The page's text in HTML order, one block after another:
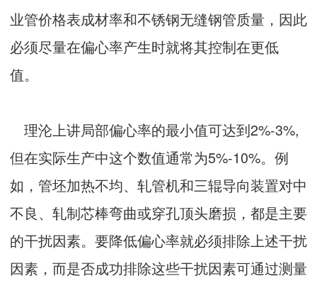
业管价格表成材率和不锈钢无缝钢管质量，因此
必须尽量在偏心率产生时就将其控制在更低
值。
理沦上讲局部偏心率的最小值可达到2%-3%,
但在实际生产中这个数值通常为5%-10%。例
如，管坯加热不均、轧管机和三辊导向装置对中
不良、轧制芯棒弯曲或穿孔顶头磨损，都是主要
的干扰因素。要降低偏心率就必须排除上述干扰
因素，而是否成功排除这些干扰因素可通过测量